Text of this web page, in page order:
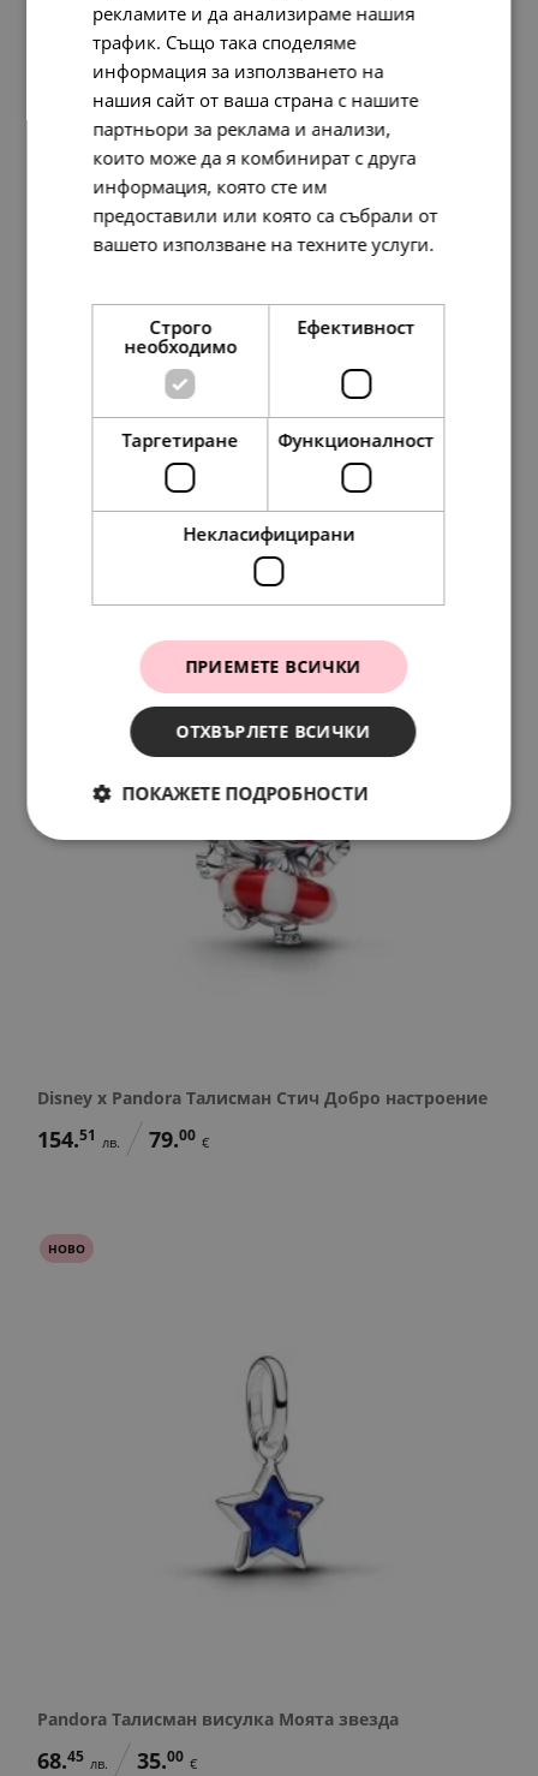
Disney x Pandora Талисман Петелът Хейхей
51 79.00
Disney x Pandora Талисман Стич Добро настроение
154.51 лв. 79.00 €
НОВО
Pandora Талисман висулка Моята звезда
68.45 лв. 35.00 €
рекламите и да анализираме нашия
трафик. Също така споделяме
информация за използването на
нашия сайт от ваша страна с нашите
партньори за реклама и анализи,
които може да я комбинират с друга
информация, която сте им
предоставили или която са събрали от
вашето използване на техните услуги.
Строго
необходимо
Ефективност
Таргетиране Функционалност
Некласифицирани
ПРИЕМЕТЕ ВСИЧКИ
ОТХВЪРЛЕТЕ ВСИЧКИ
ПОКАЖЕТЕ ПОДРОБНОСТИ